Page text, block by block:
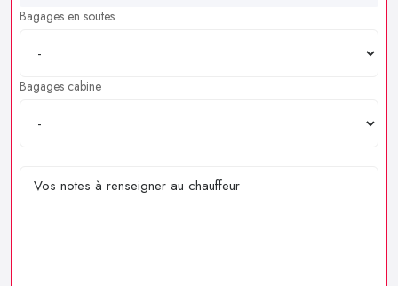
Bagages en soutes
Bagages cabine